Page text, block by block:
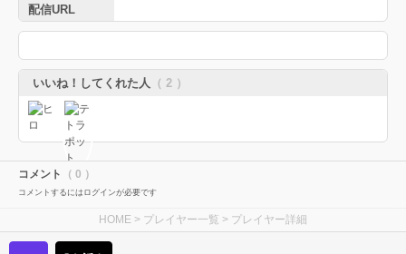
配信URL
いいね！してくれた人 （ 2 ）
コメント （ 0 ）
コメントするにはログインが必要です
HOME > プレイヤー一覧 > プレイヤー詳細